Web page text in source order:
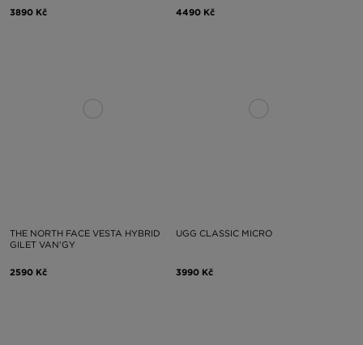
3890 Kč 4490 Kč
THE NORTH FACE VESTA HYBRID
GILET VAN'GY
2590 Kč
UGG CLASSIC MICRO
3990 Kč